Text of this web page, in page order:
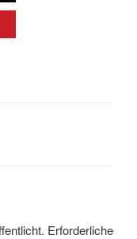
Erforderliche